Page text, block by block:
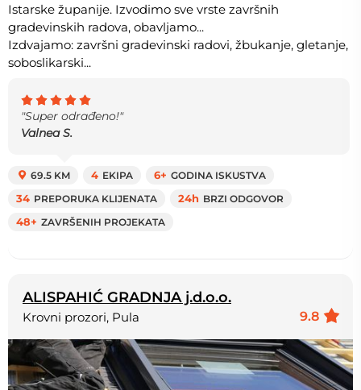
Istarske županije. Izvodimo sve vrste završnih
gradevinskih radova, obavljamo...
Izdvajamo: završni gradevinski radovi, žbukanje, gletanje,
soboslikarski...
"Super odrađeno!"
Valnea S.
69.5 KM 4 EKIPA 6+ GODINA ISKUSTVA
34 PREPORUKA KLIJENATA 24h BRZI ODGOVOR
48+ ZAVRŠENIH PROJEKATA
ALISPAHIĆ GRADNJA j.d.o.o.
9.8
Krovni prozori, Pula